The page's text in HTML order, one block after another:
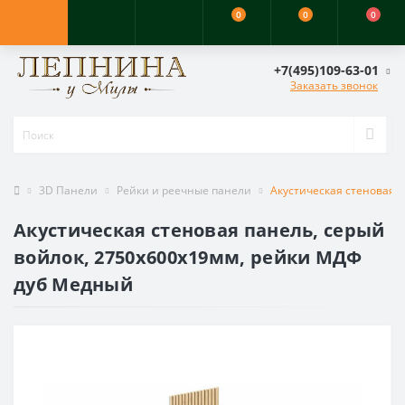
0 0 0
+7(495)109-63-01
Заказать звонок
3D Панели Рейки и реечные панели Акустическая
Акустическая стеновая панель, серый
войлок, 2750х600х19мм, рейки МДФ
дуб Медный